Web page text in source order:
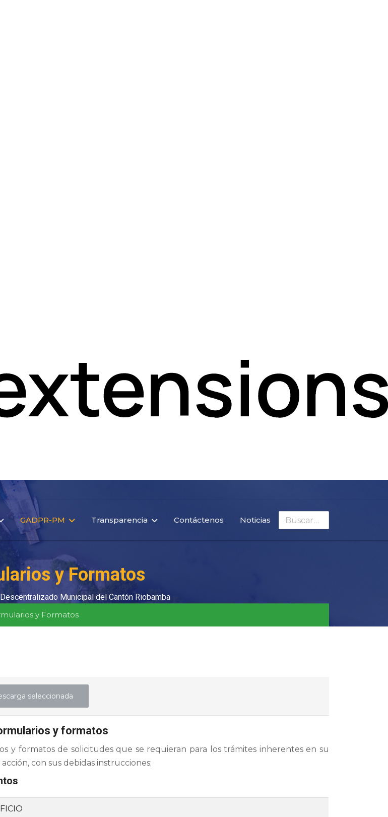
GADPR-PM Transparencia Contáctenos Noticias Buscar
y Formatos
Municipal del Cantón Riobamba
y Formatos
seleccionada
y formatos
y formatos de solicitudes que se requieran para los trámites inherentes en su
con sus debidas instrucciones;